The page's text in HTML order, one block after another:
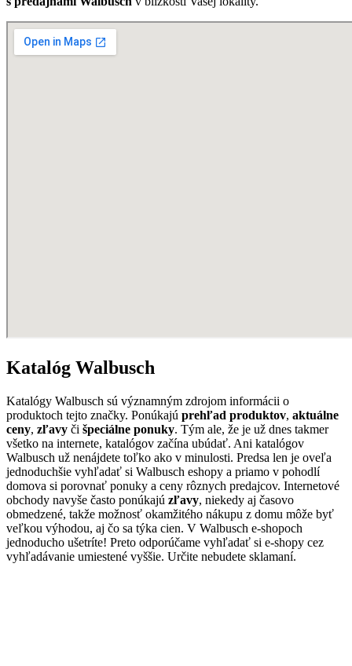
Katalóg Walbusch
Katalógy Walbusch sú významným zdrojom informácii o
produktoch tejto značky. Ponúkajú prehľad produktov, aktuálne
ceny, zľavy či špeciálne ponuky. Tým ale, že je už dnes takmer
všetko na internete, katalógov začína ubúdať. Ani katalógov
Walbusch už nenájdete toľko ako v minulosti. Predsa len je oveľa
jednoduchšie vyhľadať si Walbusch eshopy a priamo v pohodlí
domova si porovnať ponuky a ceny rôznych predajcov. Internetové
obchody navyše často ponúkajú zľavy, niekedy aj časovo
obmedzené, takže možnosť okamžitého nákupu z domu môže byť
veľkou výhodou, aj čo sa týka cien. V Walbusch e-shopoch
jednoducho ušetríte! Preto odporúčame vyhľadať si e-shopy cez
vyhľadávanie umiestené vyššie. Určite nebudete sklamaní.